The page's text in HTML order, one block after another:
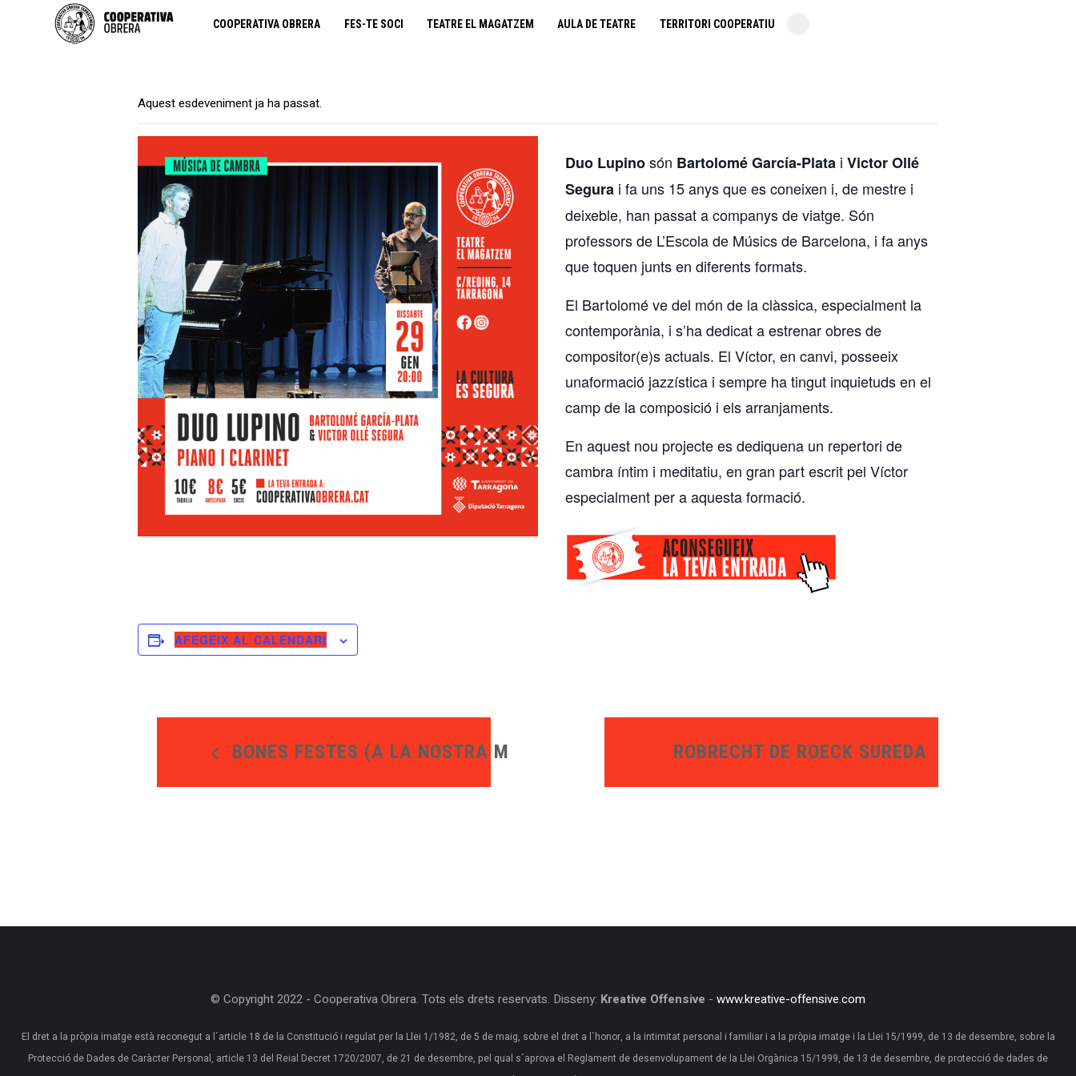
COOPERATIVA OBRERA FES-TE SOCI TEATRE EL MAGATZEM AULA DE TEATRE TERRITORI COOPERATIU
cooperativa obrera
aula de teatre
territori cooperatiu
monogràfics
lloguer d’espais
Aquest esdeveniment ja ha passat.
Duo Lupinosón Bartolomé García-Plata iVictor Ollé
Segura i fa uns 15 anys que es coneixen i, de mestre i
deixeble, han passat a companys de viatge. Són
professors de L’Escola de Músics de Barcelona, i fa anys
que toquen junts en diferents formats.
El Bartolomé ve del món de la clàssica, especialment la
contemporània, i s’ha dedicat a estrenar obres de
compositor(e)s actuals. El Víctor, en canvi, posseeix
unaformació jazzística i sempre ha tingut inquietuds en el
camp de la composició i els arranjaments.
En aquest nou projecte es dediquena un repertori de
cambra íntim i meditatiu, en gran part escrit pel Víctor
especialment per a aquesta formació.
AFEGEIX AL CALENDARI
BONES FESTES (A LA NOSTRA MANERA) ROBRECHT DE ROECK SUREDA
© Copyright 2022 - Cooperativa Obrera. Tots els drets reservats. Disseny: Kreative Offensive - www.kreative-offensive.com
El dret a la pròpia imatge està reconegut a l´article 18 de la Constitució i regulat per la Llei 1/1982, de 5 de maig, sobre el dret a l´honor, a la intimitat personal i familiar i a la pròpia imatge i la Llei 15/1999, de 13 de desembre, sobre la
Protecció de Dades de Caràcter Personal, article 13 del Reial Decret 1720/2007, de 21 de desembre, pel qual s´aprova el Reglament de desenvolupament de la Llei Orgànica 15/1999, de 13 de desembre, de protecció de dades de